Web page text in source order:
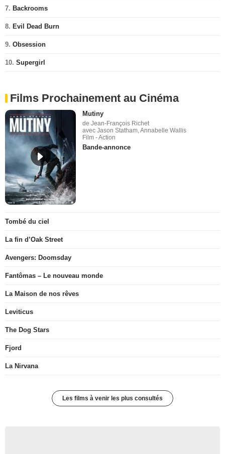
7. Backrooms
8. Evil Dead Burn
9. Obsession
10. Supergirl
Films Prochainement au Cinéma
Mutiny
de Jean-François Richet
avec Jason Statham, Annabelle Wallis
Film - Action
Bande-annonce
Tombé du ciel
La fin d’Oak Street
Avengers: Doomsday
Fantômas – Le nouveau monde
La Maison de nos rêves
Leviticus
The Dog Stars
Fjord
La Nirvana
Les films à venir les plus consultés